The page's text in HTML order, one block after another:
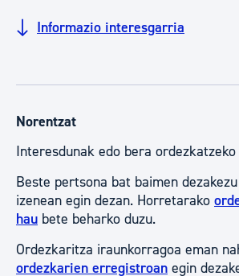
Informazio interesgarria
Norentzat
Interesdunak edo bera
Beste pertsona bat baimen
izenean egin dezan. Horretarako
hau bete beharko duzu.
Ordezkaritza iraunkorragoa eman
ordezkarien erregistroan egin